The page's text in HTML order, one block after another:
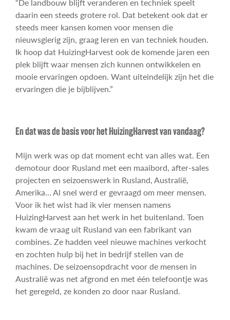
“De landbouw blijft veranderen en techniek speelt
daarin een steeds grotere rol. Dat betekent ook dat er
steeds meer kansen komen voor mensen die
nieuwsgierig zijn, graag leren en van techniek houden.
Ik hoop dat HuizingHarvest ook de komende jaren een
plek blijft waar mensen zich kunnen ontwikkelen en
mooie ervaringen opdoen. Want uiteindelijk zijn het die
ervaringen die je bijblijven.”
En dat was de basis voor het HuizingHarvest van vandaag?
Mijn werk was op dat moment echt van alles wat. Een
demotour door Rusland met een maaibord, after-sales
projecten en seizoenswerk in Rusland, Australië,
Amerika… Al snel werd er gevraagd om meer mensen.
Voor ik het wist had ik vier mensen namens
HuizingHarvest aan het werk in het buitenland. Toen
kwam de vraag uit Rusland van een fabrikant van
combines. Ze hadden veel nieuwe machines verkocht
en zochten hulp bij het in bedrijf stellen van de
machines. De seizoensopdracht voor de mensen in
Australië was net afgrond en met één telefoontje was
het geregeld, ze konden zo door naar Rusland.